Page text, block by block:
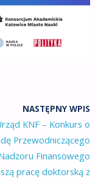
NASTĘPNY WPIS
KNF – Konkurs o
Przewodniczącego
Finansowego
pracę doktorską z